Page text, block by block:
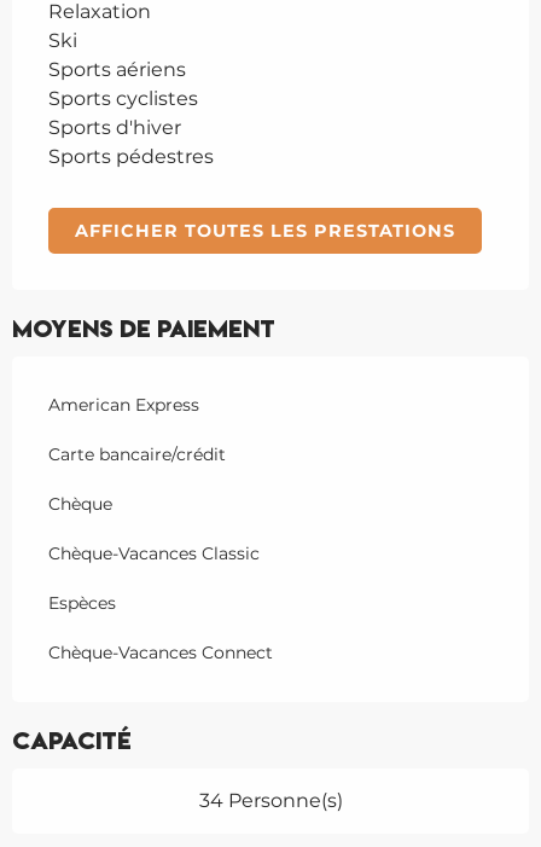
Relaxation
Ski
Sports aériens
Sports cyclistes
Sports d'hiver
Sports pédestres
AFFICHER TOUTES LES PRESTATIONS
Moyens de paiement
American Express
Carte bancaire/crédit
Chèque
Chèque-Vacances Classic
Espèces
Chèque-Vacances Connect
Capacité
34 Personne(s)